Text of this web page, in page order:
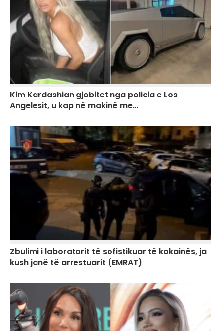
Kim Kardashian gjobitet nga policia e Los
Angelesit, u kap në makinë me…
Zbulimi i laboratorit të sofistikuar të kokainës, ja
kush janë të arrestuarit (EMRAT)